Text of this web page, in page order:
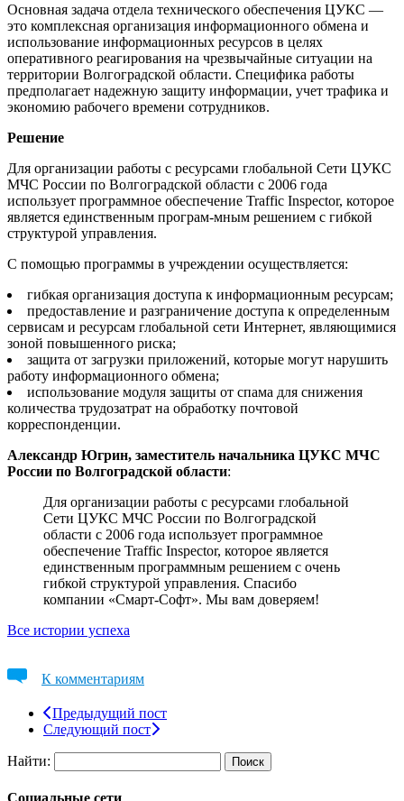
Основная задача отдела технического обеспечения ЦУКС —
это комплексная организация информационного обмена и
использование информационных ресурсов в целях
оперативного реагирования на чрезвычайные ситуации на
территории Волгоградской области. Специфика работы
предполагает надежную защиту информации, учет трафика и
экономию рабочего времени сотрудников.
Решение
Для организации работы с ресурсами глобальной Сети ЦУКС
МЧС России по Волгоградской области с 2006 года
использует программное обеспечение Traffic Inspector, которое
является единственным програм-мным решением с гибкой
структурой управления.
С помощью программы в учреждении осуществляется:
гибкая организация доступа к информационным ресурсам;
предоставление и разграничение доступа к определенным
сервисам и ресурсам глобальной сети Интернет, являющимися
зоной повышенного риска;
защита от загрузки приложений, которые могут нарушить
работу информационного обмена;
использование модуля защиты от спама для снижения
количества трудозатрат на обработку почтовой
корреспонденции.
Александр Югрин, заместитель начальника ЦУКС МЧС
России по Волгоградской области:
Для организации работы с ресурсами глобальной
Сети ЦУКС МЧС России по Волгоградской
области с 2006 года использует программное
обеспечение Traffic Inspector, которое является
единственным программным решением с очень
гибкой структурой управления. Спасибо
компании «Смарт-Софт». Мы вам доверяем!
Все истории успеха
К комментариям
Предыдущий пост
Следующий пост
Найти:
Социальные сети